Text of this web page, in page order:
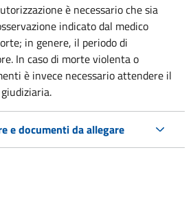
è necessario che sia
indicato dal medico
in genere, il periodo di
In caso di morte violenta o
è invece necessario attendere il
e documenti da allegare